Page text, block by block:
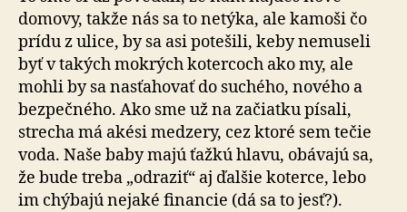
domovy, takže nás sa to netýka, ale kamoši čo
prídu z ulice, by sa asi potešili, keby nemuseli
byť v takých mokrých kotercoch ako my, ale
mohli by sa nasťahovať do suchého, nového a
bezpečného. Ako sme už na začiatku písali,
strecha má akési medzery, cez ktoré sem tečie
voda. Naše baby majú ťažkú hlavu, obávajú sa,
že bude treba „odraziť“ aj ďalšie koterce, lebo
im chýbajú nejaké financie (dá sa to jesť?).